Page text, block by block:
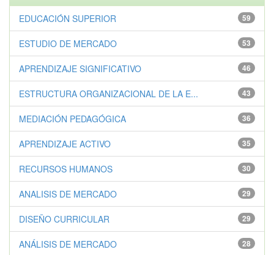
59
EDUCACIÓN SUPERIOR
53
ESTUDIO DE MERCADO
46
APRENDIZAJE SIGNIFICATIVO
43
ESTRUCTURA ORGANIZACIONAL DE LA E...
36
MEDIACIÓN PEDAGÓGICA
35
APRENDIZAJE ACTIVO
30
RECURSOS HUMANOS
29
ANALISIS DE MERCADO
29
DISEÑO CURRICULAR
28
ANÁLISIS DE MERCADO